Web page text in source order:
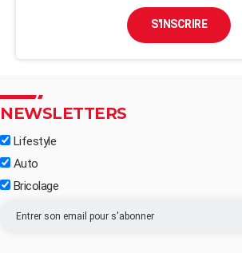
S'INSCRIRE
NEWSLETTERS
Lifestyle
Auto
Bricolage